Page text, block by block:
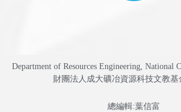
Department of Resources Engineering, National
財團法人成大礦冶資源科技文教基
總編輯:葉信富